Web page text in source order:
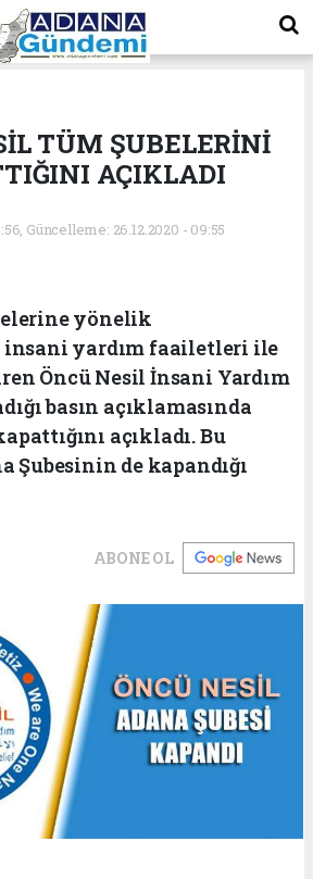
TÜM ŞUBELERİNİ
AÇIKLADI
Güncelleme: 26.12.2020 - 09:55
yönelik
yardım faailetleri ile
Öncü Nesil İnsani Yardım
basın açıklamasında
açıkladı. Bu
Şubesinin de kapandığı
ABONE OL